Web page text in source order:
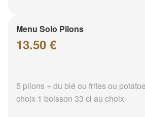
Menu Solo Pilons
13.50 €
5 pilons + du blé ou frites ou
choix 1 boisson 33 cl au choix